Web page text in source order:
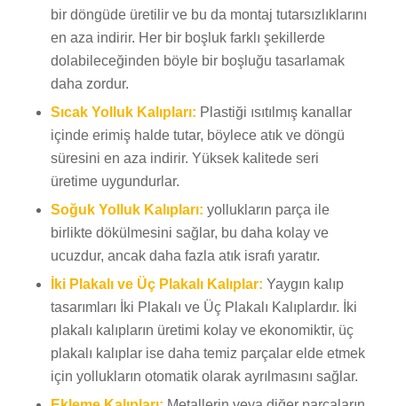
bir döngüde üretilir ve bu da montaj tutarsızlıklarını
en aza indirir. Her bir boşluk farklı şekillerde
dolabileceğinden böyle bir boşluğu tasarlamak
daha zordur.
Sıcak Yolluk Kalıpları: Plastiği ısıtılmış kanallar
içinde erimiş halde tutar, böylece atık ve döngü
süresini en aza indirir. Yüksek kalitede seri
üretime uygundurlar.
Soğuk Yolluk Kalıpları: yollukların parça ile
birlikte dökülmesini sağlar, bu daha kolay ve
ucuzdur, ancak daha fazla atık israfı yaratır.
İki Plakalı ve Üç Plakalı Kalıplar: Yaygın kalıp
tasarımları İki Plakalı ve Üç Plakalı Kalıplardır. İki
plakalı kalıpların üretimi kolay ve ekonomiktir, üç
plakalı kalıplar ise daha temiz parçalar elde etmek
için yollukların otomatik olarak ayrılmasını sağlar.